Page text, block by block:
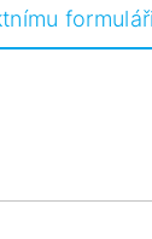
formuláři